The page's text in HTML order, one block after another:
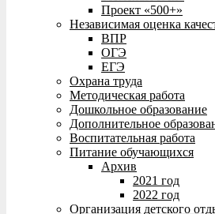
Проект «500+»
Независимая оценка
ВПР
ОГЭ
ЕГЭ
Охрана труда
Методическая работа
Дошкольное образование
Дополнительное
Воспитательная работа
Питание обучающихся
Архив
2021 год
2022 год
Организация детского